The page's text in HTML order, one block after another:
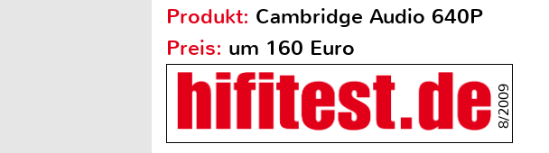
Produkt: Cambridge Audio 640P
Preis: um 160 Euro
8/2009